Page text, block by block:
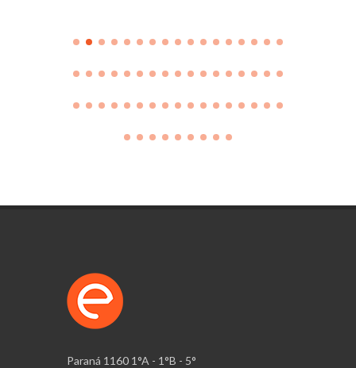
Paraná 1160 1°A - 1°B - 5°